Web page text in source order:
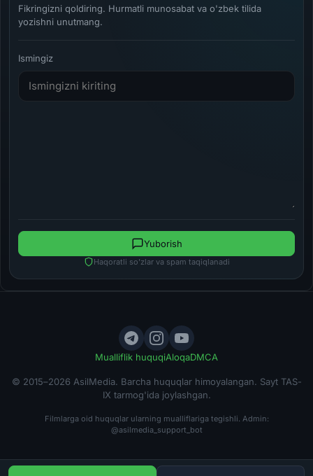
Fikringizni qoldiring. Hurmatli munosabat va o'zbek tilida
yozishni unutmang.
Ismingiz
Haqoratli so'zlar va spam taqiqlanadi
Yuborish
Mualliflik huquqiAloqaDMCA
© 2015–2026 AsilMedia. Barcha huquqlar himoyalangan. Sayt TAS-
IX tarmog'ida joylashgan.
Filmlarga oid huquqlar ularning mualliflariga tegishli. Admin:
@asilmedia_support_bot